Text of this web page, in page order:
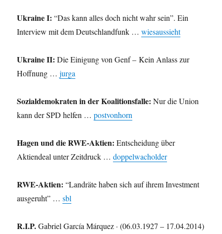
Ukraine I: “Das kann alles doch nicht wahr sein”. Ein
Interview mit dem Deutschlandfunk …wiesaussieht
Ukraine II: Die Einigung von Genf – Kein Anlass zur
Hoffnung …jurga
Sozialdemokraten in der Koalitionsfalle: Nur die Union
kann der SPD helfen …postvonhorn
Hagen und die RWE-Aktien: Entscheidung über
Aktiendeal unter Zeitdruck …doppelwacholder
RWE-Aktien: “Landräte haben sich auf ihrem Investment
ausgeruht” …sbl
R.I.P.Gabriel García Márquez · (06.03.1927 – 17.04.2014)